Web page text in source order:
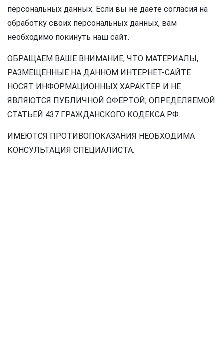
персональных данных. Если вы не даете согласия на
обработку своих персональных данных, вам
необходимо покинуть наш сайт.
ОБРАЩАЕМ ВАШЕ ВНИМАНИЕ, ЧТО МАТЕРИАЛЫ,
РАЗМЕЩЕННЫЕ НА ДАННОМ ИНТЕРНЕТ-САЙТЕ
НОСЯТ ИНФОРМАЦИОННЫХ ХАРАКТЕР И НЕ
ЯВЛЯЮТСЯ ПУБЛИЧНОЙ ОФЕРТОЙ, ОПРЕДЕЛЯЕМОЙ
СТАТЬЕЙ 437 ГРАЖДАНСКОГО КОДЕКСА РФ.
ИМЕЮТСЯ ПРОТИВОПОКАЗАНИЯ НЕОБХОДИМА
КОНСУЛЬТАЦИЯ СПЕЦИАЛИСТА.